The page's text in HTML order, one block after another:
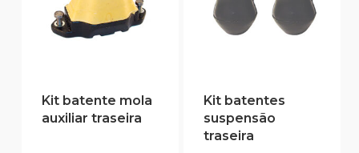
Kit batente mola
auxiliar traseira
Kit batentes
suspensão
traseira